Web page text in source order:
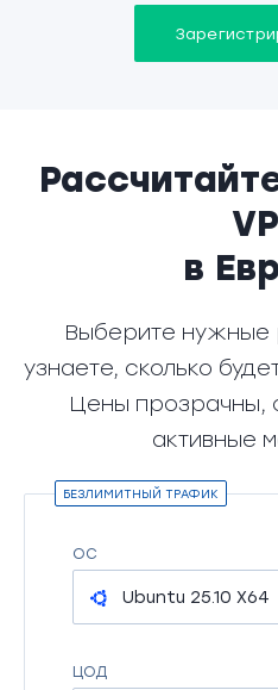
в
Выберите нужные
узнаете, сколько
Цены прозрачны,
активные
БЕЗЛИМИТНЫЙ ТРАФИК
ОС
Ubuntu 25.10 X64
ЦОД